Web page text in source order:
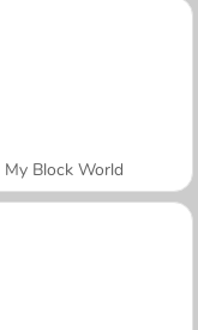
My Block World